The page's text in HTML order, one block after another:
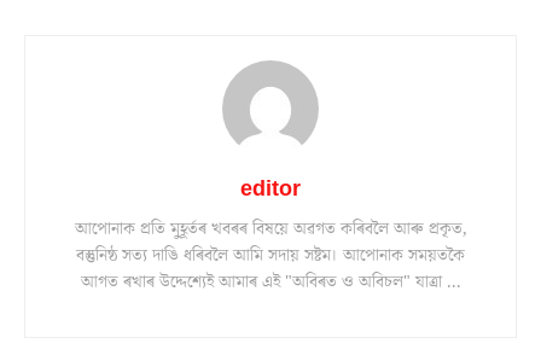
editor
আপোনাক প্ৰতি মুহূৰ্তৰ খবৰৰ বিষয়ে অৱগত কৰিবলৈ আৰু প্ৰকৃত,
বস্তুনিষ্ঠ সত্য দাঙি ধৰিবলৈ আমি সদায় সষ্টম। আপোনাক সময়তকৈ
আগত ৰখাৰ উদ্দেশ্যেই আমাৰ এই "অবিৰত ও অবিচল" যাত্ৰা ...